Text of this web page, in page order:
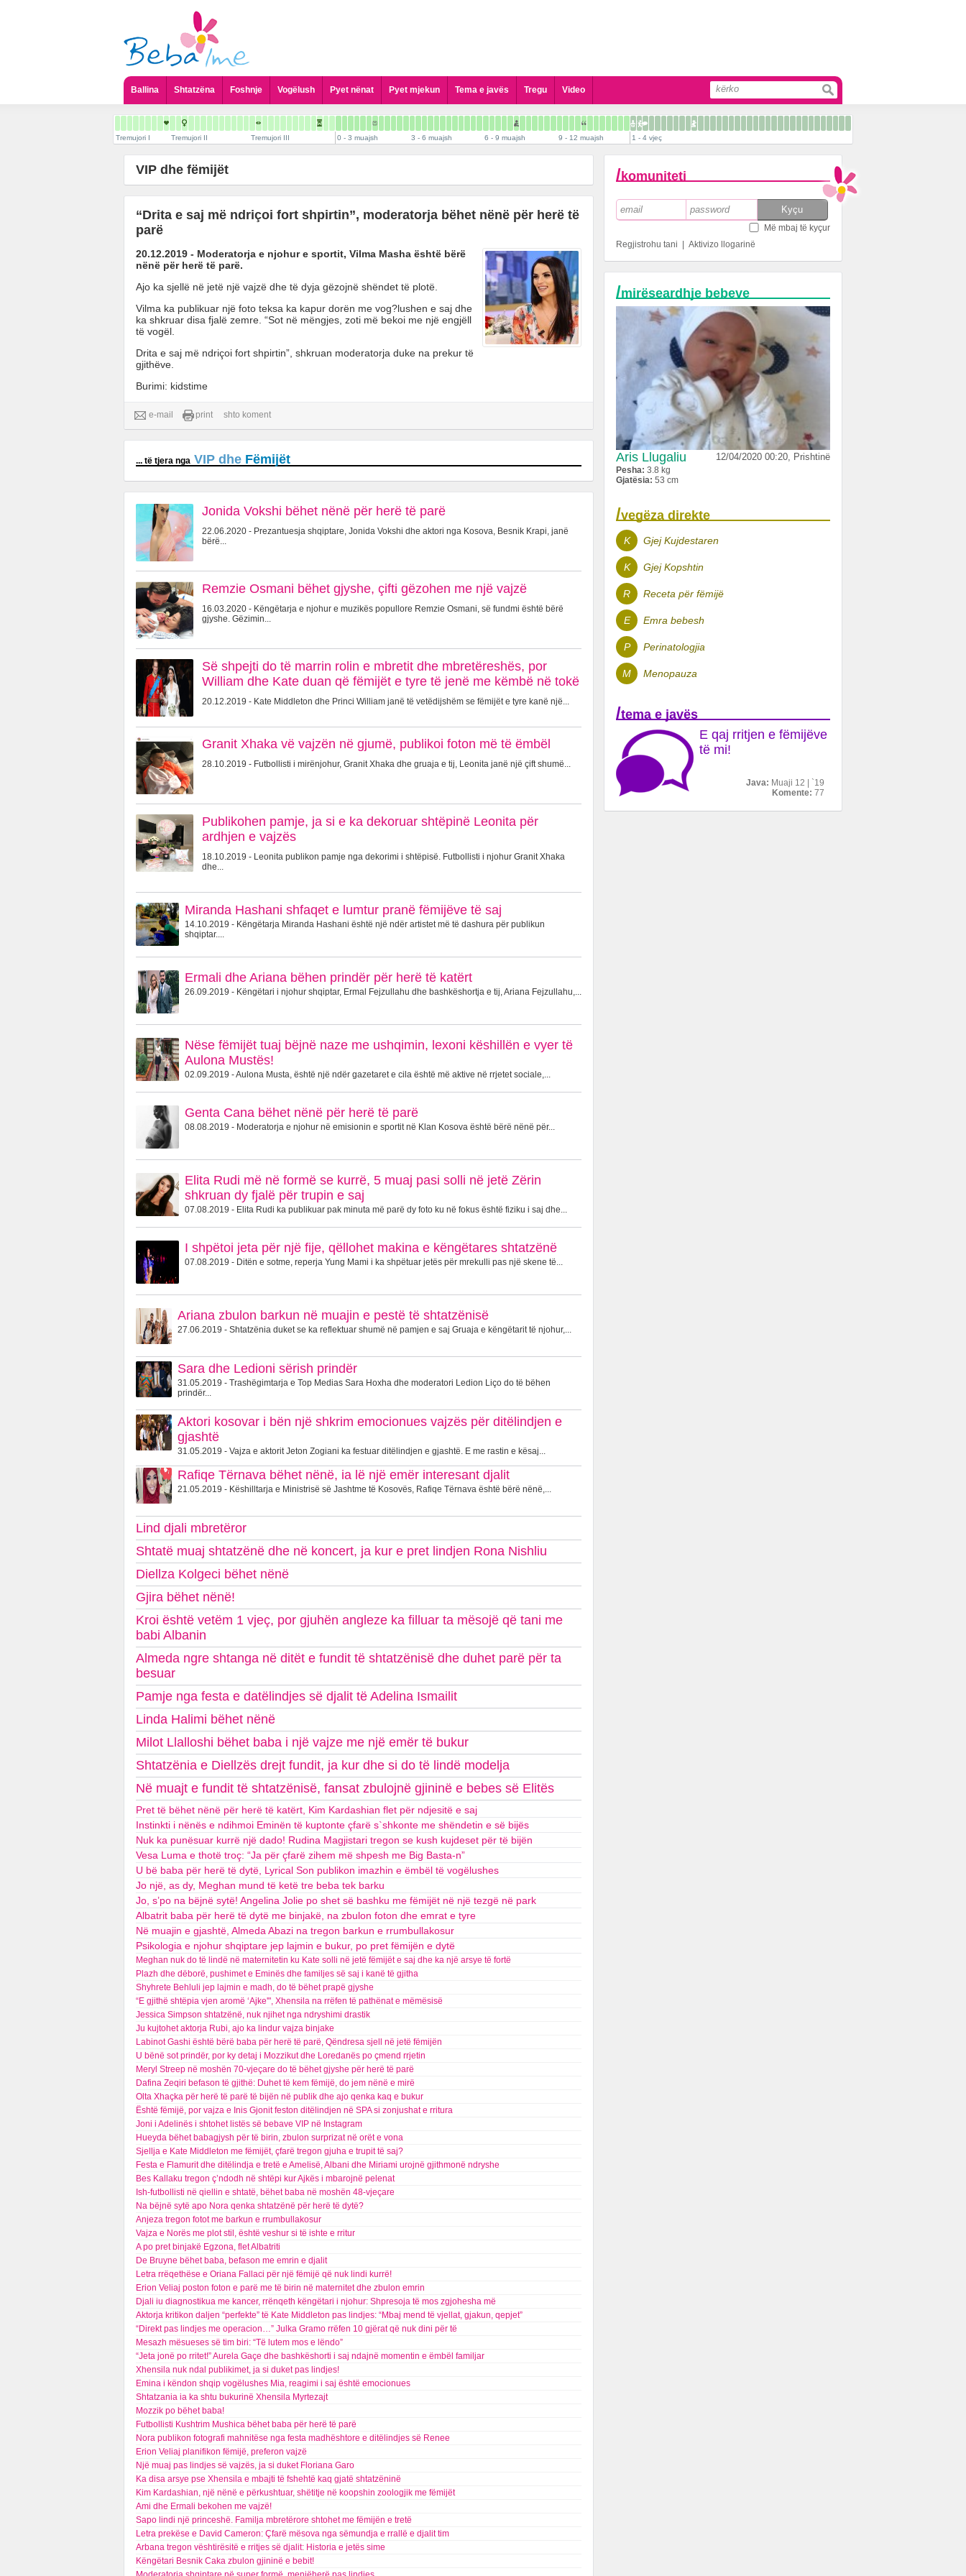
Ballina Shtatzëna Foshnje Vogëlush Pyet nënat Pyet mjekun
Pyet Gjinekologun
Pyet Pediatrin
Pyet Psikologun
Pyet Biologun
Pyet Alergologen
Pyet Kardiologun
Pyet Logopeden
Tema e javës Tregu Video
Tremujori I Tremujori II Tremujori III 0 - 3 muajsh 3 - 6 muajsh 6 - 9 muajsh 9 - 12 muajsh 1 - 4 vjeç
VIP dhe fëmijët
“Drita e saj më ndriçoi fort shpirtin”, moderatorja bëhet nënë për herë të
parë
20.12.2019 - Moderatorja e njohur e sportit, Vilma Masha është bërë
nënë për herë të parë.
Ajo ka sjellë në jetë një vajzë dhe të dyja gëzojnë shëndet të plotë.
Vilma ka publikuar një foto teksa ka kapur dorën me vog?lushen e saj dhe
ka shkruar disa fjalë zemre. “Sot në mëngjes, zoti më bekoi me një engjëll
të vogël.
Drita e saj më ndriçoi fort shpirtin”, shkruan moderatorja duke na prekur të
gjithëve.
Burimi: kidstime
e-mail print shto koment
... të tjera nga VIP dhe Fëmijët
Jonida Vokshi bëhet nënë për herë të parë
22.06.2020 - Prezantuesja shqiptare, Jonida Vokshi dhe aktori nga Kosova, Besnik Krapi, janë
bërë...
Remzie Osmani bëhet gjyshe, çifti gëzohen me një vajzë
16.03.2020 - Këngëtarja e njohur e muzikës popullore Remzie Osmani, së fundmi është bërë
gjyshe. Gëzimin...
Së shpejti do të marrin rolin e mbretit dhe mbretëreshës, por
William dhe Kate duan që fëmijët e tyre të jenë me këmbë në tokë
20.12.2019 - Kate Middleton dhe Princi William janë të vetëdijshëm se fëmijët e tyre kanë një...
Granit Xhaka vë vajzën në gjumë, publikoi foton më të ëmbël
28.10.2019 - Futbollisti i mirënjohur, Granit Xhaka dhe gruaja e tij, Leonita janë një çift shumë...
Publikohen pamje, ja si e ka dekoruar shtëpinë Leonita për
ardhjen e vajzës
18.10.2019 - Leonita publikon pamje nga dekorimi i shtëpisë. Futbollisti i njohur Granit Xhaka
dhe...
Miranda Hashani shfaqet e lumtur pranë fëmijëve të saj
14.10.2019 - Këngëtarja Miranda Hashani është një ndër artistet më të dashura për publikun
shqiptar....
Ermali dhe Ariana bëhen prindër për herë të katërt
26.09.2019 - Këngëtari i njohur shqiptar, Ermal Fejzullahu dhe bashkëshortja e tij, Ariana Fejzullahu,...
Nëse fëmijët tuaj bëjnë naze me ushqimin, lexoni këshillën e vyer të
Aulona Mustës!
02.09.2019 - Aulona Musta, është një ndër gazetaret e cila është më aktive në rrjetet sociale,...
Genta Cana bëhet nënë për herë të parë
08.08.2019 - Moderatorja e njohur në emisionin e sportit në Klan Kosova është bërë nënë për...
Elita Rudi më në formë se kurrë, 5 muaj pasi solli në jetë Zërin
shkruan dy fjalë për trupin e saj
07.08.2019 - Elita Rudi ka publikuar pak minuta më parë dy foto ku në fokus është fiziku i saj dhe...
I shpëtoi jeta për një fije, qëllohet makina e këngëtares shtatzënë
07.08.2019 - Ditën e sotme, reperja Yung Mami i ka shpëtuar jetës për mrekulli pas një skene të...
Ariana zbulon barkun në muajin e pestë të shtatzënisë
27.06.2019 - Shtatzënia duket se ka reflektuar shumë në pamjen e saj Gruaja e këngëtarit të njohur,...
Sara dhe Ledioni sërish prindër
31.05.2019 - Trashëgimtarja e Top Medias Sara Hoxha dhe moderatori Ledion Liço do të bëhen
prindër...
Aktori kosovar i bën një shkrim emocionues vajzës për ditëlindjen e
gjashtë
31.05.2019 - Vajza e aktorit Jeton Zogiani ka festuar ditëlindjen e gjashtë. E me rastin e kësaj...
Rafiqe Tërnava bëhet nënë, ia lë një emër interesant djalit
21.05.2019 - Këshilltarja e Ministrisë së Jashtme të Kosovës, Rafiqe Tërnava është bërë nënë,...
Lind djali mbretëror
Shtatë muaj shtatzënë dhe në koncert, ja kur e pret lindjen Rona Nishliu
Diellza Kolgeci bëhet nënë
Gjira bëhet nënë!
Kroi është vetëm 1 vjeç, por gjuhën angleze ka filluar ta mësojë që tani me
babi Albanin
Almeda ngre shtanga në ditët e fundit të shtatzënisë dhe duhet parë për ta
besuar
Pamje nga festa e datëlindjes së djalit të Adelina Ismailit
Linda Halimi bëhet nënë
Milot Llalloshi bëhet baba i një vajze me një emër të bukur
Shtatzënia e Diellzës drejt fundit, ja kur dhe si do të lindë modelja
Në muajt e fundit të shtatzënisë, fansat zbulojnë gjininë e bebes së Elitës
Pret të bëhet nënë për herë të katërt, Kim Kardashian flet për ndjesitë e saj
Instinkti i nënës e ndihmoi Eminën të kuptonte çfarë s`shkonte me shëndetin e së bijës
Nuk ka punësuar kurrë një dado! Rudina Magjistari tregon se kush kujdeset për të bijën
Vesa Luma e thotë troç: “Ja për çfarë zihem më shpesh me Big Basta-n”
U bë baba për herë të dytë, Lyrical Son publikon imazhin e ëmbël të vogëlushes
Jo një, as dy, Meghan mund të ketë tre beba tek barku
Jo, s’po na bëjnë sytë! Angelina Jolie po shet së bashku me fëmijët në një tezgë në park
Albatrit baba për herë të dytë me binjakë, na zbulon foton dhe emrat e tyre
Në muajin e gjashtë, Almeda Abazi na tregon barkun e rrumbullakosur
Psikologia e njohur shqiptare jep lajmin e bukur, po pret fëmijën e dytë
Meghan nuk do të lindë në maternitetin ku Kate solli në jetë fëmijët e saj dhe ka një arsye të fortë
Plazh dhe dëborë, pushimet e Eminës dhe familjes së saj i kanë të gjitha
Shyhrete Behluli jep lajmin e madh, do të bëhet prapë gjyshe
“E gjithë shtëpia vjen aromë ‘Ajke'", Xhensila na rrëfen të pathënat e mëmësisë
Jessica Simpson shtatzënë, nuk njihet nga ndryshimi drastik
Ju kujtohet aktorja Rubi, ajo ka lindur vajza binjake
Labinot Gashi është bërë baba për herë të parë, Qëndresa sjell në jetë fëmijën
U bënë sot prindër, por ky detaj i Mozzikut dhe Loredanës po çmend rrjetin
Meryl Streep në moshën 70-vjeçare do të bëhet gjyshe për herë të parë
Dafina Zeqiri befason të gjithë: Duhet të kem fëmijë, do jem nënë e mirë
Olta Xhaçka për herë të parë të bijën në publik dhe ajo qenka kaq e bukur
Është fëmijë, por vajza e Inis Gjonit feston ditëlindjen në SPA si zonjushat e rritura
Joni i Adelinës i shtohet listës së bebave VIP në Instagram
Hueyda bëhet babagjysh për të birin, zbulon surprizat në orët e vona
Sjellja e Kate Middleton me fëmijët, çfarë tregon gjuha e trupit të saj?
Festa e Flamurit dhe ditëlindja e tretë e Amelisë, Albani dhe Miriami urojnë gjithmonë ndryshe
Bes Kallaku tregon ç’ndodh në shtëpi kur Ajkës i mbarojnë pelenat
Ish-futbollisti në qiellin e shtatë, bëhet baba në moshën 48-vjeçare
Na bëjnë sytë apo Nora qenka shtatzënë për herë të dytë?
Anjeza tregon fotot me barkun e rrumbullakosur
Vajza e Norës me plot stil, është veshur si të ishte e rritur
A po pret binjakë Egzona, flet Albatriti
De Bruyne bëhet baba, befason me emrin e djalit
Letra rrëqethëse e Oriana Fallaci për një fëmijë që nuk lindi kurrë!
Erion Veliaj poston foton e parë me të birin në maternitet dhe zbulon emrin
Djali iu diagnostikua me kancer, rrënqeth këngëtari i njohur: Shpresoja të mos zgjohesha më
Aktorja kritikon daljen “perfekte” të Kate Middleton pas lindjes: “Mbaj mend të vjellat, gjakun, qepjet”
“Direkt pas lindjes me operacion…” Julka Gramo rrëfen 10 gjërat që nuk dini për të
Mesazh mësueses së tim biri: “Të lutem mos e lëndo”
“Jeta jonë po rritet!” Aurela Gaçe dhe bashkëshorti i saj ndajnë momentin e ëmbël familjar
Xhensila nuk ndal publikimet, ja si duket pas lindjes!
Emina i këndon shqip vogëlushes Mia, reagimi i saj është emocionues
Shtatzania ia ka shtu bukurinë Xhensila Myrtezajt
Mozzik po bëhet baba!
Futbollisti Kushtrim Mushica bëhet baba për herë të parë
Nora publikon fotografi mahnitëse nga festa madhështore e ditëlindjes së Renee
Erion Veliaj planifikon fëmijë, preferon vajzë
Një muaj pas lindjes së vajzës, ja si duket Floriana Garo
Ka disa arsye pse Xhensila e mbajti të fshehtë kaq gjatë shtatzëninë
Kim Kardashian, një nënë e përkushtuar, shëtitje në koopshin zoologjik me fëmijët
Ami dhe Ermali bekohen me vajzë!
Sapo lindi një princeshë. Familja mbretërore shtohet me fëmijën e tretë
Letra prekëse e David Cameron: Çfarë mësova nga sëmundja e rrallë e djalit tim
Arbana tregon vështirësitë e rritjes së djalit: Historia e jetës sime
Këngëtari Besnik Caka zbulon gjininë e bebit!
/komuniteti
Më mbaj të kyçur
Regjistrohu tani
Aktivizo llogarinë
/mirëseardhje bebeve
Aris Llugaliu 12/04/2020 00:20, Prishtinë
Pesha: 3.8 kg
Gjatësia: 53 cm
/vegëza direkte
K Gjej Kujdestaren
K Gjej Kopshtin
R Receta për fëmijë
E Emra bebesh
P Perinatologjia
M Menopauza
/tema e javës
E qaj rritjen e fëmijëve
të mi!
Java: Muaji 12 | `19
Komente: 77